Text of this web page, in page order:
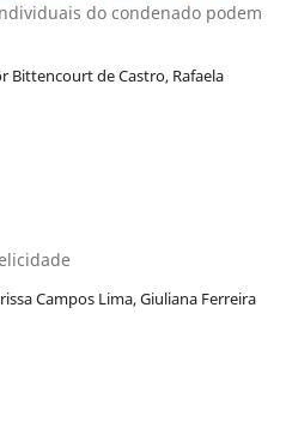
do condenado podem
Bittencourt de Castro, Rafaela
Campos Lima, Giuliana Ferreira